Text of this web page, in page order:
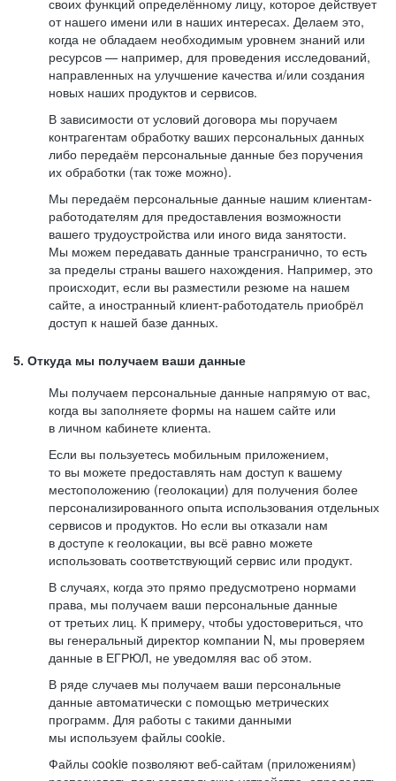
своих функций определённому лицу, которое действует
от нашего имени или в наших интересах. Делаем это,
когда не обладаем необходимым уровнем знаний или
ресурсов — например, для проведения исследований,
направленных на улучшение качества и/или создания
новых наших продуктов и сервисов.
В зависимости от условий договора мы поручаем
контрагентам обработку ваших персональных данных
либо передаём персональные данные без поручения
их обработки (так тоже можно).
Мы передаём персональные данные нашим клиентам-
работодателям для предоставления возможности
вашего трудоустройства или иного вида занятости.
Мы можем передавать данные трансгранично, то есть
за пределы страны вашего нахождения. Например, это
происходит, если вы разместили резюме на нашем
сайте, а иностранный клиент-работодатель приобрёл
доступ к нашей базе данных.
5. Откуда мы получаем ваши данные
Мы получаем персональные данные напрямую от вас,
когда вы заполняете формы на нашем сайте или
в личном кабинете клиента.
Если вы пользуетесь мобильным приложением,
то вы можете предоставлять нам доступ к вашему
местоположению (геолокации) для получения более
персонализированного опыта использования отдельных
сервисов и продуктов. Но если вы отказали нам
в доступе к геолокации, вы всё равно можете
использовать соответствующий сервис или продукт.
В случаях, когда это прямо предусмотрено нормами
права, мы получаем ваши персональные данные
от третьих лиц. К примеру, чтобы удостовериться, что
вы генеральный директор компании N, мы проверяем
данные в ЕГРЮЛ, не уведомляя вас об этом.
В ряде случаев мы получаем ваши персональные
данные автоматически с помощью метрических
программ. Для работы с такими данными
мы используем файлы cookie.
Файлы cookie позволяют веб-сайтам (приложениям)